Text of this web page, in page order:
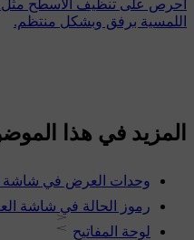
احرص على تنظيف الأسطح مثل
اللمسية برفق وبشكل منتظم.
المزيد في هذا
وحدات العرض في شاشة
رموز الحالة في شاشة
لوحة المفاتيح